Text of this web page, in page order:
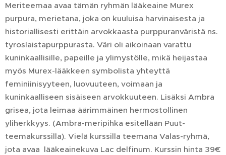
Meriteemaa avaa tämän ryhmän lääkeaine Murex
purpura, merietana, joka on kuuluisa harvinaisesta ja
historiallisesti erittäin arvokkaasta purppuranväristä ns.
tyroslaistapurppurasta. Väri oli aikoinaan varattu
kuninkaallisille, papeille ja ylimystölle, mikä heijastaa
myös Murex-lääkkeen symbolista yhteyttä
feminiinisyyteen, luovuuteen, voimaan ja
kuninkaalliseen sisäiseen arvokkuuteen. Lisäksi Ambra
grisea, jota leimaa äärimmäinen hermostollinen
yliherkkyys. (Ambra-meripihka esitellään Puut-
teemakurssilla). Vielä kurssilla teemana Valas-ryhmä,
jota avaa lääkeainekuva Lac delfinum. Kurssin hinta 39€